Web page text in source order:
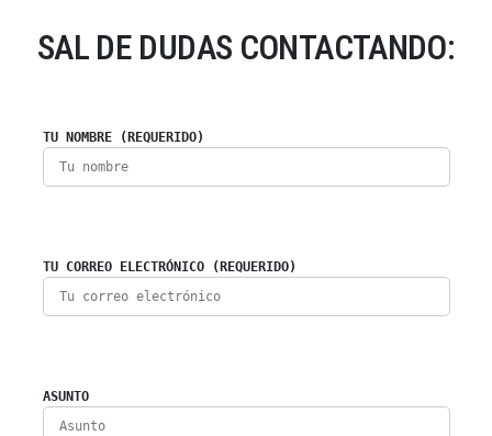
SAL DE DUDAS CONTACTANDO:
TU NOMBRE (REQUERIDO)
TU CORREO ELECTRÓNICO (REQUERIDO)
ASUNTO